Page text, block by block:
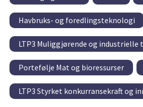
Havbruks- og foredlingsteknologi
LTP3 Muliggjørende og industrielle
Portefølje Mat og bioressurser
LTP3 Styrket konkurransekraft og